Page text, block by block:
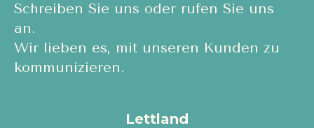
Schreiben Sie uns oder rufen Sie uns
an.
Wir lieben es, mit unseren Kunden zu
kommunizieren.
Lettland